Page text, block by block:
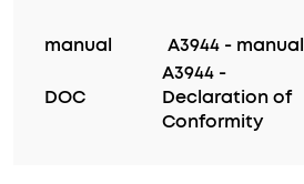
manual A3944 - manual
DOC
A3944 -
Declaration of
Conformity